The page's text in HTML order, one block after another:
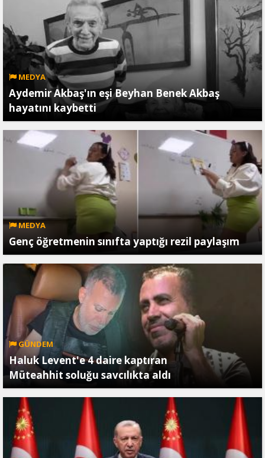
MEDYA
Aydemir Akbaş'ın eşi Beyhan Benek Akbaş
hayatını kaybetti
MEDYA
Genç öğretmenin sınıfta yaptığı rezil paylaşım
GÜNDEM
Haluk Levent'e 4 daire kaptıran
Müteahhit soluğu savcılıkta aldı